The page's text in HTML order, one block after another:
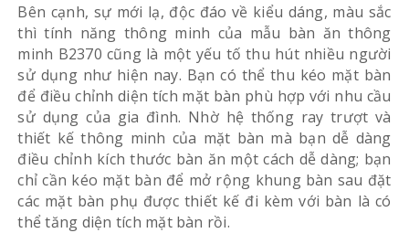
Bên cạnh, sự mới lạ, độc đáo về kiểu dáng, màu sắc
thì tính năng thông minh của mẫu bàn ăn thông
minh B2370 cũng là một yếu tố thu hút nhiều người
sử dụng như hiện nay. Bạn có thể thu kéo mặt bàn
để điều chỉnh diện tích mặt bàn phù hợp với nhu cầu
sử dụng của gia đình. Nhờ hệ thống ray trượt và
thiết kế thông minh của mặt bàn mà bạn dễ dàng
điều chỉnh kích thước bàn ăn một cách dễ dàng; bạn
chỉ cần kéo mặt bàn để mở rộng khung bàn sau đặt
các mặt bàn phụ được thiết kế đi kèm với bàn là có
thể tăng diện tích mặt bàn rồi.